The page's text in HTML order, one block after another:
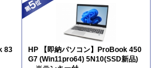
83
HP 【即納パソコン】ProBook 450
G7 (Win11pro64) 5N10(SSD新品)